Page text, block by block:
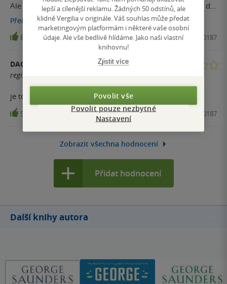
Ale tohle jsme na strane 17 vzdal. Kdyby to bylo mozne dal
bych tomu zaporne mnozstvi hvezd. Nemuzu rict ze to je
nejhorsi kniha kterou jsem kdy precetl, protoze je tak
hrozna ze se to neda cist. "Experimentalni roman" je
dobra tak na podlozeni stolu.
Přečíst více
8 Kniha, Beta Dobrovský, 2018, 9788075930187
DAGMAR GREGOROVÁ
registrovaný uživatel
je to opravdu experimentální román,nic moc
5 Kniha, Beta Dobrovský, 2018, 9788075930187
Zobrazit všechna hodnocení
Přidat hodnocení
Další knihy autora
lepší a cílenější reklamu. Žádných 50 odstínů, ale
klidně Vergilia v originále. Váš souhlas může předat
marketingovým platformám i některé vaše osobní
údaje. Ale vše bedlivě hlídáme. Jako naši vlastní
knihovnu!
Zjistit více
Povolit vše
Povolit pouze nezbytné
Nastavení